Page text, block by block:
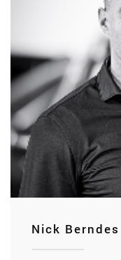
Nick Berndes